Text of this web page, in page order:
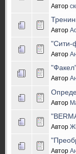
Автор
Автор
"Сити-
Автор
Автор
Автор
Автор
Автор